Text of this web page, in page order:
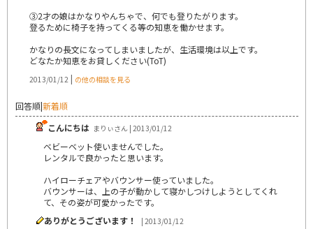
③2才の娘はかなりやんちゃで、何でも登りたがります。
登るために椅子を持ってくる等の知恵を働かせます。
かなりの長文になってしまいましたが、生活環境は以上です。
どなたか知恵をお貸しください(ToT)
2013/01/12 | の他の相談を見る
回答順|新着順
こんにちは まりぃさん | 2013/01/12
ベビーベット使いませんでした。
レンタルで良かったと思います。
ハイローチェアやバウンサー使っていました。
バウンサーは、上の子が動かして寝かしつけしようとしてくれ
て、その姿が可愛かったです。
ありがとうございます！
| 2013/01/12